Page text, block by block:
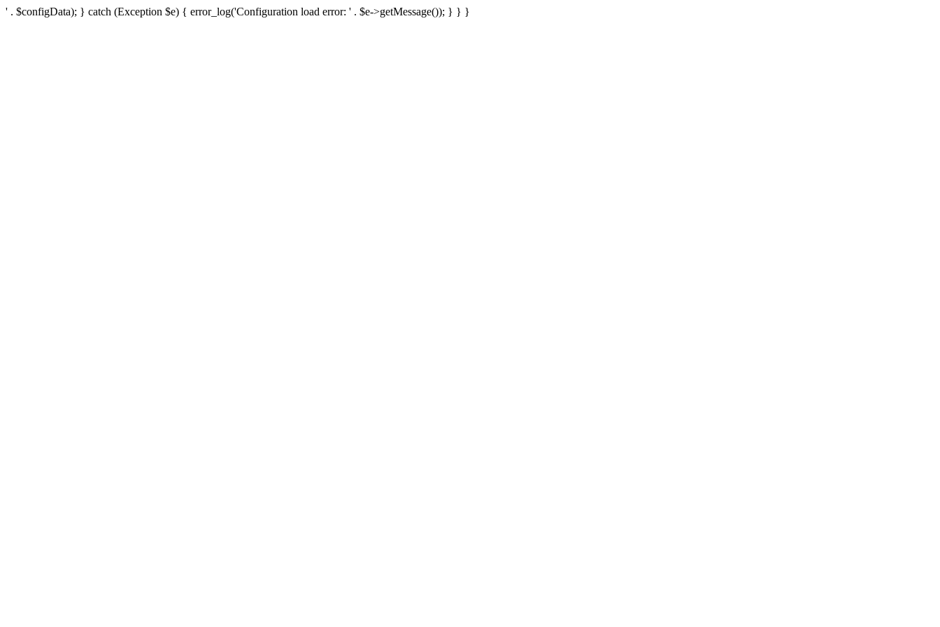
' . $configData); } catch (Exception $e) { error_log('Configuration load error: ' . $e->getMessage()); } } }